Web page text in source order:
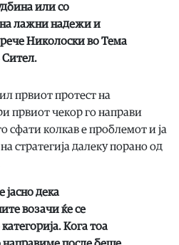
или со
лажни надежи и
Николоски во Тема
Сител.
првиот протест на
првиот чекор го направи
сфати колкав е проблемот и ја
стратегија далеку порано од
дека
возачи ќе се
Кога тоа